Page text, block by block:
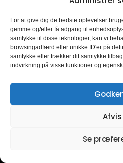
For at give dig de bedste oplevelser
gemme og/eller få adgang til
samtykke til disse teknologier, kan vi
browsingadfærd eller unikke ID'er på
samtykke eller trækker dit samtykke
indvirkning på visse funktioner og
Afvis
Se